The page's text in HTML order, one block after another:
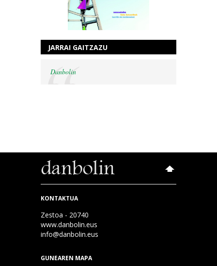
JARRAI GAITZAZU
Danbolin
KONTAKTUA
Zestoa - 20740
www.danbolin.eus
info@danbolin.eus
GUNEAREN MAPA